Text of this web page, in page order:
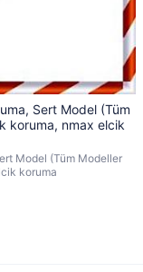
Sert Model (Tüm
koruma, nmax elcik
Model (Tüm Modeller
koruma